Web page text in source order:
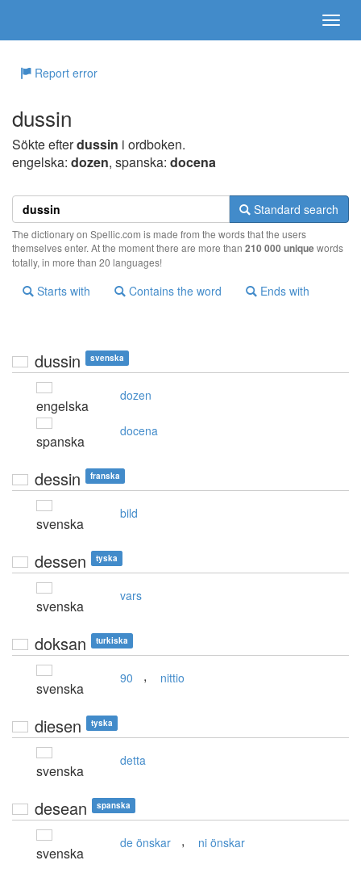
Report error
dussin
Sökte efterdussin i ordboken.
engelska: dozen, spanska: docena
Standard search
The dictionary on Spellic.com is made from the words that the users
themselves enter. At the moment there are more than 210 000 uniquewords
totally, in more than 20 languages!
Starts with Contains the word Ends with
dussin svenska
engelska
dozen
spanska
docena
dessin franska
svenska
bild
dessen tyska
svenska
vars
doksan turkiska
svenska
90 , nittio
diesen tyska
svenska
detta
desean spanska
svenska
de önskar , ni önskar